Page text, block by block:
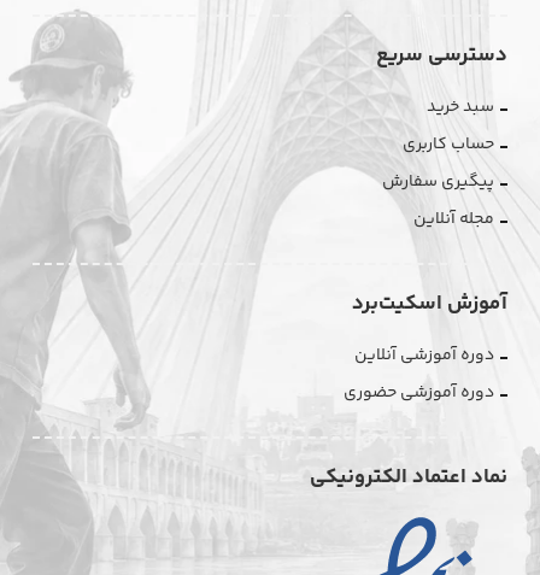
دسترسی سریع
سبد خرید
حساب کاربری
پیگیری سفارش
مجله آنلاین
آموزش اسکیت‌برد
دوره آموزشی آنلاین
دوره آموزشی حضوری
نماد اعتماد الکترونیکی